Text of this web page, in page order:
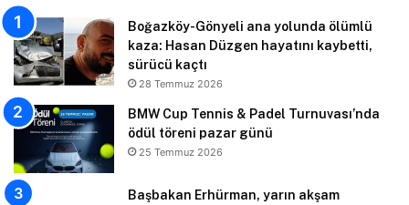
Boğazköy-Gönyeli ana yolunda ölümlü
kaza: Hasan Düzgen hayatını kaybetti,
sürücü kaçtı
28 Temmuz 2026
BMW Cup Tennis & Padel Turnuvası’nda
ödül töreni pazar günü
25 Temmuz 2026
Başbakan Erhürman, yarın akşam